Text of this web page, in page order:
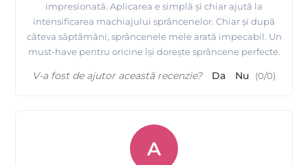
impresionată. Aplicarea e simplă și chiar ajută la
intensificarea machiajului sprâncenelor. Chiar și după
câteva săptămâni, sprâncenele mele arată impecabil. Un
must-have pentru oricine își dorește sprâncene perfecte.
V-a fost de ajutor această recenzie? Da Nu (0/0)
A